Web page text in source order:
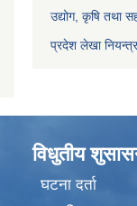
उद्योग, कृषि तथा
प्रदेश लेखा
विधुतीय
घटना दर्ता